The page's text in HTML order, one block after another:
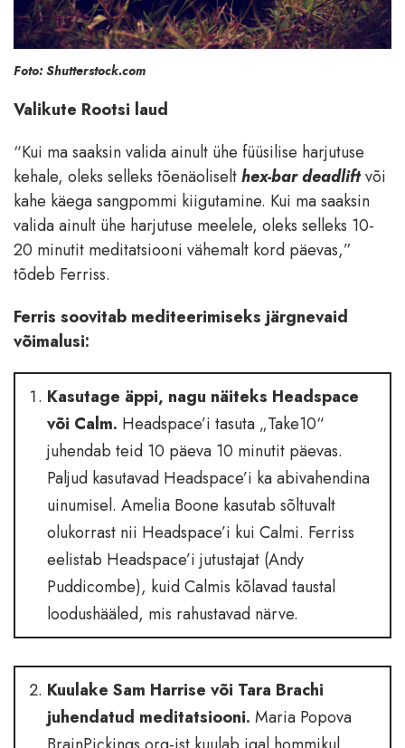
Foto: Shutterstock.com
Valikute Rootsi laud
“Kui ma saaksin valida ainult ühe füüsilise harjutuse
kehale, oleks selleks tõenäoliselthex-bar deadliftvõi
kahe käega sangpommi kiigutamine. Kui ma saaksin
valida ainult ühe harjutuse meelele, oleks selleks 10-
20 minutit meditatsiooni vähemalt kord päevas,”
tõdeb Ferriss.
Ferris soovitab mediteerimiseks järgnevaid
võimalusi:
Kasutage äppi, nagu näiteks Headspace
või Calm. Headspace’i tasuta „Take10“
juhendab teid 10 päeva 10 minutit päevas.
Paljud kasutavad Headspace’i ka abivahendina
uinumisel. Amelia Boone kasutab sõltuvalt
olukorrast nii Headspace’i kui Calmi. Ferriss
eelistab Headspace’i jutustajat (Andy
Puddicombe), kuid Calmis kõlavad taustal
loodushääled, mis rahustavad närve.
Kuulake Sam Harrise või Tara Brachi
juhendatud meditatsiooni. Maria Popova